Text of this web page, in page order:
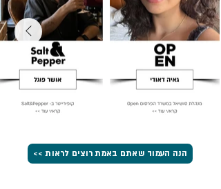
הנה העמוד שאתם באמת רוצים לראות >>